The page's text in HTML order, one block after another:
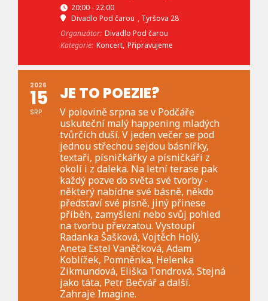
20:00 - 22:00
Divadlo Pod čarou , Tyršova 28
Organizátor: Divadlo Pod čarou
Kategorie: Koncert, Připravujeme
2026
15
SRP
JE TO POEZIE?
V polovině srpna se v Podčáře
uskuteční malý happening mladých
tvůrčích duší. V jeden večer se pod
jednou střechou sejdou básnířky,
textaři, písničkářky a písničkáři z
okolí i z daleka. Na letní terase pak
každý pozve do světa své tvorby -
některý nabídne své básně, někdo
představí své písně, jiný přinese
příběh, zamyšlení nebo svůj pohled
na tvorbu převzatou. Vystoupí
Radanka Šašková, Vojtěch Holý,
Aneta Estel Vaněčková, Adam
Koblížek, Pomněnka, Helenka
Zikmundová, Eliška Tondrová, Stejná
jako táta, Petr Bečvář a další.
Zahraje Imagine.